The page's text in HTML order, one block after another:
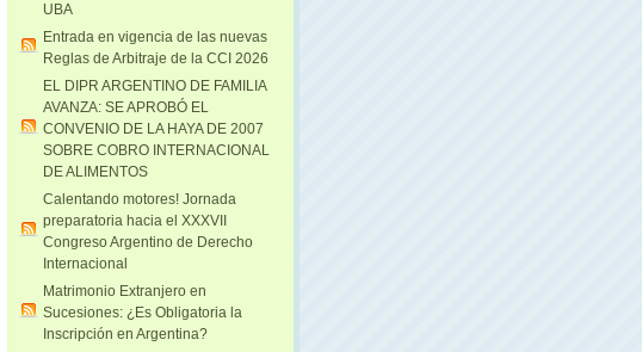
UBA
Entrada en vigencia de las nuevas
Reglas de Arbitraje de la CCI 2026
EL DIPR ARGENTINO DE FAMILIA
AVANZA: SE APROBÓ EL
CONVENIO DE LA HAYA DE 2007
SOBRE COBRO INTERNACIONAL
DE ALIMENTOS
Calentando motores! Jornada
preparatoria hacia el XXXVII
Congreso Argentino de Derecho
Internacional
Matrimonio Extranjero en
Sucesiones: ¿Es Obligatoria la
Inscripción en Argentina?